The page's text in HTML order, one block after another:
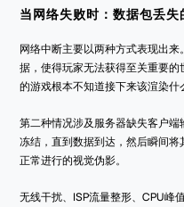
当网络失败时：数据包丢失
网络中断主要以两种方式表现出
据，使得玩家无法获得至关重要
的游戏根本不知道接下来该渲染什
第二种情况涉及服务器缺失客户
冻结，直到数据到达，然后瞬间
正常进行的视觉伪影。
无线干扰、ISP流量整形、CPU峰